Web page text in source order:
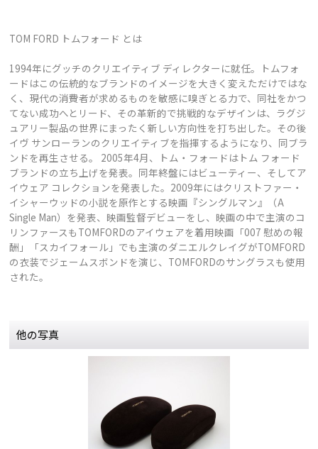
TOM FORD トムフォード とは
1994年にグッチのクリエイティブ ディレクターに就任。トムフォ
ードはこの伝統的なブランドのイメージを大きく変えただけではな
く、現代の消費者が求めるものを敏感に嗅ぎとる力で、同社をかつ
てない成功へとリード、その革新的で挑戦的なデザインは、ラグジ
ュアリー製品の世界にまったく新しい方向性を打ち出した。その後
イヴ サンローランのクリエイティブを指揮するようになり、同ブラ
ンドを再生させる。 2005年4月、トム・フォードはトム フォード
ブランドの立ち上げを発表。同年終盤にはビューティー、そしてア
イウェア コレクションを発表した。2009年にはクリストファー・
イシャーウッドの小説を原作とする映画『シングルマン』（A
Single Man）を発表、映画監督デビューをし、映画の中で主演のコ
リンファースもTOMFORDのアイウェアを着用映画「007 慰めの報
酬」「スカイフォール」でも主演のダニエルクレイグがTOMFORD
の衣装でジェームスボンドを演じ、TOMFORDのサングラスも使用
された。
他の写真